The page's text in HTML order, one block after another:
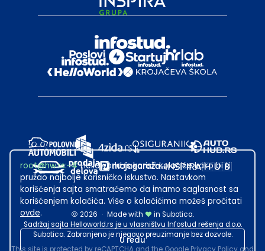
2026 · Made with
in Subotica.
Sadržaj sajta Helloworld.rs je u vlasništvu Infostud rešenja d.o.o.
Subotica. Zabranjeno je njegovo preuzimanje bez dozvole.
root@hw.rs:~#Helloworld.rs koristi kolačiće kako bi ti
pružao najbolje korisničko iskustvo. Nastavkom
korišćenja sajta smatraćemo da imamo saglasnost sa
korišćenjem kolačića. Više o kolačićima možeš pročitati
ovde.
U redu